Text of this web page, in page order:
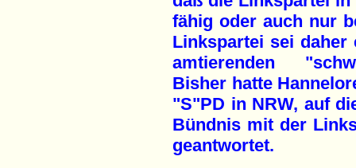
fähig oder auch nur
Linkspartei sei
amtierenden
Bisher hatte
"S"PD in NRW, auf
Bündnis mit der
geantwortet.